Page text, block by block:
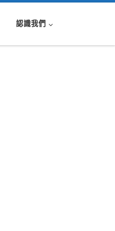
認識我們